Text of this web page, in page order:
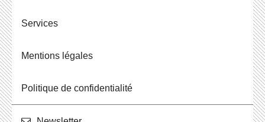
Ser­vices
Men­tions légales
Po­li­tique de confidentialité